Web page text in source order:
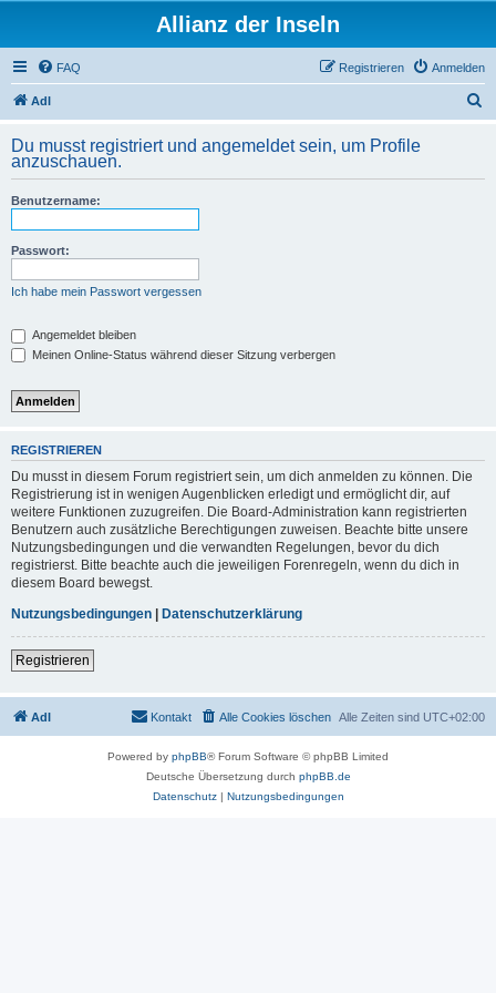
Allianz der Inseln
FAQ Anmelden
Registrieren
AdI
h
Du musst registriert und angemeldet sein, um Profile
anzuschauen.
Benutzername:
Passwort:
Ich habe mein Passwort vergessen
Angemeldet bleiben
Meinen Online-Status während dieser Sitzung verbergen
REGISTRIEREN
Du musst in diesem Forum registriert sein, um dich anmelden zu können. Die
Registrierung ist in wenigen Augenblicken erledigt und ermöglicht dir, auf
weitere Funktionen zuzugreifen. Die Board-Administration kann registrierten
Benutzern auch zusätzliche Berechtigungen zuweisen. Beachte bitte unsere
Nutzungsbedingungen und die verwandten Regelungen, bevor du dich
registrierst. Bitte beachte auch die jeweiligen Forenregeln, wenn du dich in
diesem Board bewegst.
Nutzungsbedingungen | Datenschutzerklärung
Registrieren
AdI Alle Zeiten sind UTC+02:00
Alle Cookies löschen
Kontakt
Powered by phpBB® Forum Software © phpBB Limited
Deutsche Übersetzung durch phpBB.de
Datenschutz| Nutzungsbedingungen